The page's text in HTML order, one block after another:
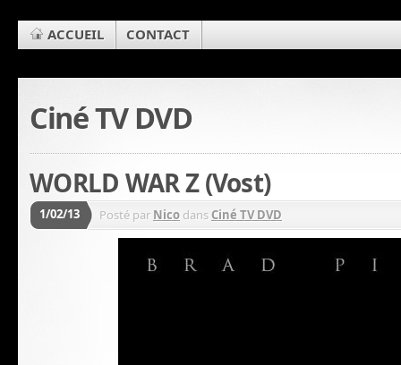
ACCUEIL CONTACT
Ciné TV DVD
WORLD WAR Z (Vost)
1/02/13 Posté par Nico dans Ciné TV DVD